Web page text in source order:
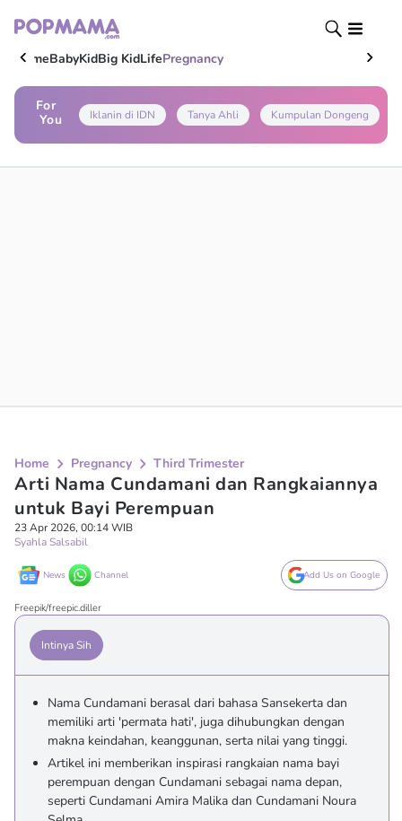
HomeBabyKidBig KidLifePregnancy
For
You
Iklanin di IDN Tanya Ahli Kumpulan Dongeng
Home Pregnancy Third Trimester
Arti Nama Cundamani dan Rangkaiannya
untuk Bayi Perempuan
23 Apr 2026, 00:14 WIB
Syahla Salsabil
News Channel Add Us on Google
Freepik/freepic.diller
Intinya Sih
Nama Cundamani berasal dari bahasa Sansekerta dan
memiliki arti 'permata hati', juga dihubungkan dengan
makna keindahan, keanggunan, serta nilai yang tinggi.
Artikel ini memberikan inspirasi rangkaian nama bayi
perempuan dengan Cundamani sebagai nama depan,
seperti Cundamani Amira Malika dan Cundamani Noura